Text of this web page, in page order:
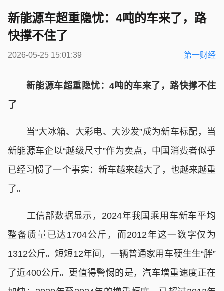
新能源车超重隐忧：4吨的车来了，路
快撑不住了
2026-05-25 15:01:39 第一财经
新能源车超重隐忧：4吨的车来了，路快撑不住
了
当“大冰箱、大彩电、大沙发”成为新车标配，当
新能源车企以“越级尺寸”作为卖点，中国消费者似乎
已经习惯了一个事实：新车越来越大了，也越来越重
了。
工信部数据显示，2024年我国乘用车新车平均
整备质量已达1704公斤，而2012年这一数字仅为
1312公斤。短短12年间，一辆普通家用车硬生生“胖”
了近400公斤。更值得警惕的是，汽车增重速度正在